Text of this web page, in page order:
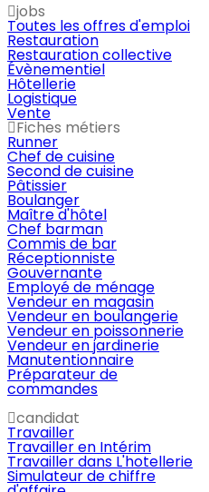
jobs
Toutes les offres d'emploi
Restauration
Restauration collective
Évènementiel
Hôtellerie
Logistique
Vente
Fiches métiers
Runner
Chef de cuisine
Second de cuisine
Pâtissier
Boulanger
Maître d'hôtel
Chef barman
Commis de bar
Réceptionniste
Gouvernante
Employé de ménage
Vendeur en magasin
Vendeur en boulangerie
Vendeur en poissonnerie
Vendeur en jardinerie
Manutentionnaire
Préparateur de
commandes
candidat
Travailler
Travailler en Intérim
Travailler dans L'hotellerie
Simulateur de chiffre